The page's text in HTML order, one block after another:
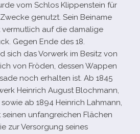
vom Schlos Klippenstein für
genutzt. Sein Beiname
ver­mut­lich auf die dama­lige
Gegen Ende des 18.
sich das Vorwerk im Besitz von
von Fröden, des­sen Wappen
noch erhal­ten ist. Ab 1845
Heinrich August Blochmann,
ab 1894 Heinrich Lahmann,
sei­nen unfang­rei­chen Flächen
zur Versorgung sei­nes